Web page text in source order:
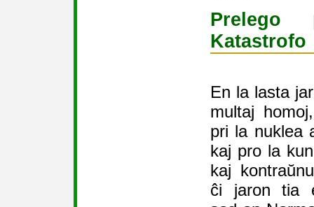
Katastrofo
En la lasta
multaj
pri la nuklea
kaj pro la
kaj
ĉi jaron tia